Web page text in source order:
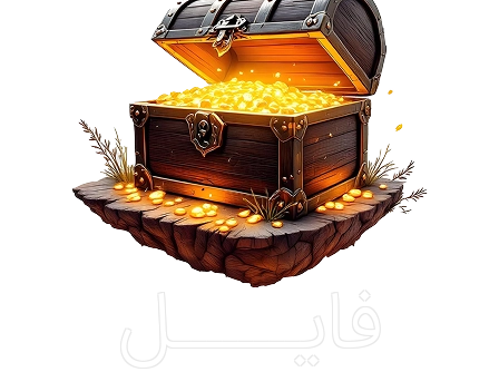
فایــــــــل